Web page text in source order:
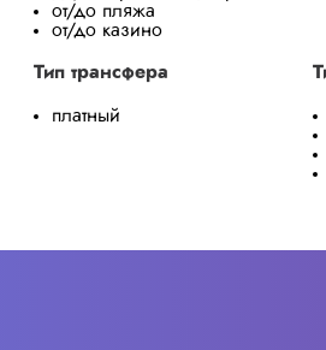
от/до пляжа
от/до казино
Тип трансфера
платный